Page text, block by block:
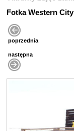
Fotka Western
poprzednia
następna